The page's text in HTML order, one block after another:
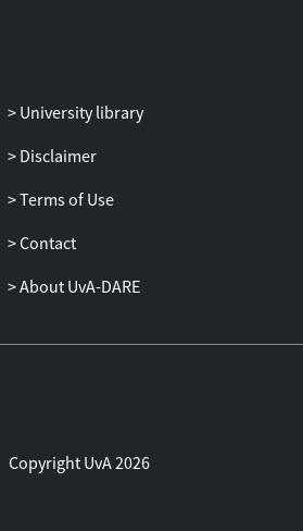
University library
Disclaimer
Terms of Use
Contact
About UvA-DARE
Copyright UvA 2026